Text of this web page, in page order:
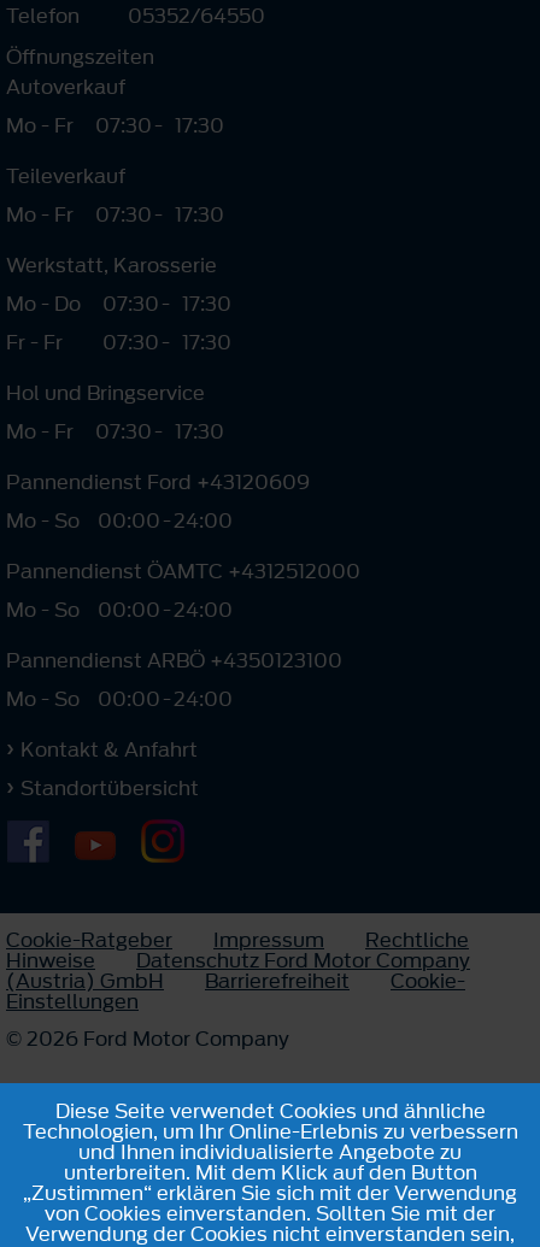
Telefon
05352/64550
Öffnungszeiten
Autoverkauf
Mo - Fr
07:30- 17:30
Teileverkauf
Mo - Fr
07:30- 17:30
Werkstatt, Karosserie
Mo - Do
07:30- 17:30
Fr - Fr
07:30- 17:30
Hol und Bringservice
Mo - Fr
07:30- 17:30
Pannendienst Ford +43120609
Mo - So
00:00-24:00
Pannendienst ÖAMTC +4312512000
Mo - So
00:00-24:00
Pannendienst ARBÖ +4350123100
Mo - So
00:00-24:00
Kontakt & Anfahrt
Standortübersicht
Cookie-Ratgeber Impressum Rechtliche
Hinweise Datenschutz Ford Motor Company
(Austria) GmbH Barrierefreiheit Cookie-
Einstellungen
© 2026 Ford Motor Company
Diese Seite verwendet Cookies und ähnliche
Technologien, um Ihr Online-Erlebnis zu verbessern
und Ihnen individualisierte Angebote zu
unterbreiten. Mit dem Klick auf den Button
„Zustimmen“ erklären Sie sich mit der Verwendung
von Cookies einverstanden. Sollten Sie mit der
Verwendung der Cookies nicht einverstanden sein,